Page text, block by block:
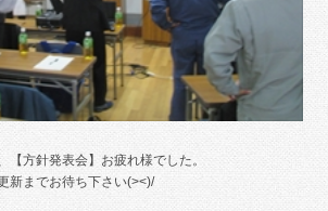
【方針発表会】お疲れ様でした。
新までお待ち下さい(><)/